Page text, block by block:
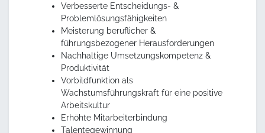
Verbesserte Entscheidungs- &
Problemlösungsfähigkeiten
Meisterung beruflicher &
führungsbezogener Herausforderungen
Nachhaltige Umsetzungskompetenz &
Produktivität
Vorbildfunktion als
Wachstumsführungskraft für eine positive
Arbeitskultur
Erhöhte Mitarbeiterbindung
Talentegewinnung